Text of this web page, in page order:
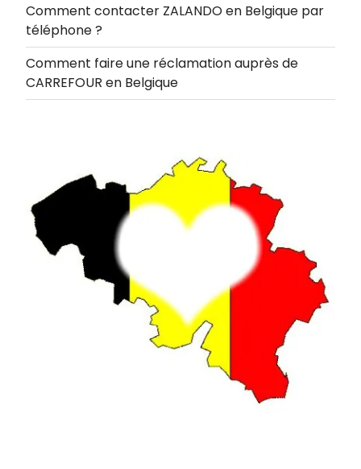
Comment contacter ZALANDO en Belgique par
téléphone ?
Comment faire une réclamation auprès de
CARREFOUR en Belgique